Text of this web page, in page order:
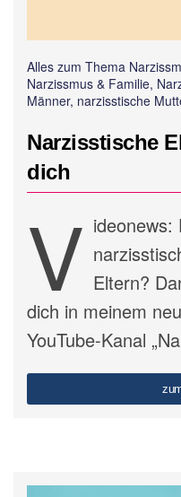
Alles zum Thema
Narzissmus & Familie,
Männer, narzisstische
Narzisstische
dich
V ideonews:
Eltern?
dich in meinem
YouTube-Kanal